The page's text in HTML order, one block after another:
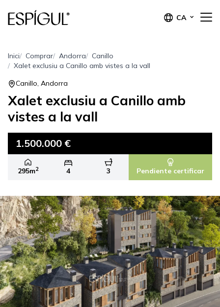
CA
Inici Comprar Andorra
Canillo
Xalet exclusiu a Canillo amb vistes a la vall
Canillo, Andorra
Xalet exclusiu a Canillo amb
vistes a la vall
1.500.000 €
295m2 4 3 Pendiente certificar